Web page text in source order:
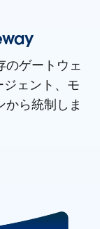
のゲートウェ
ェント、モ
から統制しま